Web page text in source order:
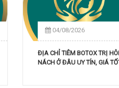
04/08/2026
ĐỊA CHỈ TIÊM BOTOX TRỊ HÔI
NÁCH Ở ĐÂU UY TÍN, GIÁ